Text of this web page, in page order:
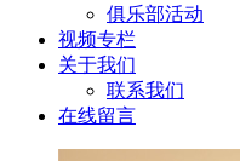
俱乐部活动
视频专栏
关于我们
联系我们
在线留言